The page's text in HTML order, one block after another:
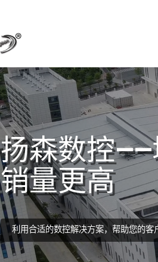
扬森数控
销量更高
利用合适的数控解决方案，帮助您的客